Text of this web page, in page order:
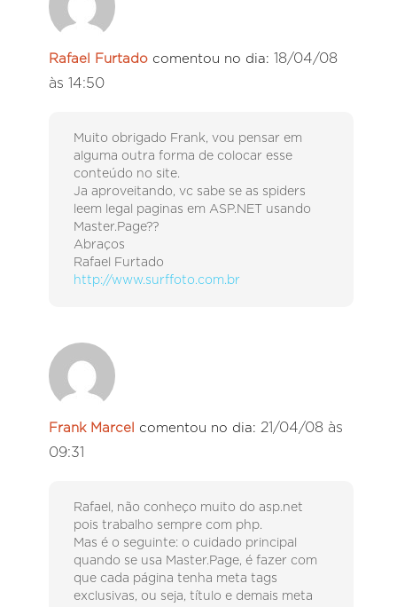
Rafael Furtado comentou no dia: 18/04/08
às 14:50
Muito obrigado Frank, vou pensar em
alguma outra forma de colocar esse
conteúdo no site.
Ja aproveitando, vc sabe se as spiders
leem legal paginas em ASP.NET usando
Master.Page??
Abraços
Rafael Furtado
http://www.surffoto.com.br
Frank Marcel comentou no dia: 21/04/08 às
09:31
Rafael, não conheço muito do asp.net
pois trabalho sempre com php.
Mas é o seguinte: o cuidado principal
quando se usa Master.Page, é fazer com
que cada página tenha meta tags
exclusivas, ou seja, título e demais meta